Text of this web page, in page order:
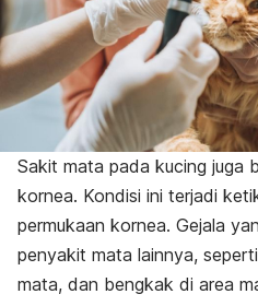
Sakit mata pada kucing juga
kornea. Kondisi ini terjadi
permukaan kornea. Gejala
penyakit mata lainnya,
mata, dan bengkak di area